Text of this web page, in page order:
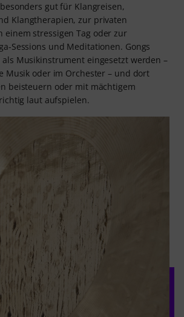
gut für Klangreisen,
Klangtherapien, zur privaten
einem stressigen Tag oder zur
Sessions und Meditationen. Gongs
Musikinstrument eingesetzt werden –
Musik oder im Orchester – und dort
beisteuern oder mit mächtigem
laut aufspielen.